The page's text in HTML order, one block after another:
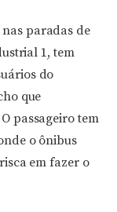
paradas de
1, tem
do
que
passageiro tem
o ônibus
em fazer o